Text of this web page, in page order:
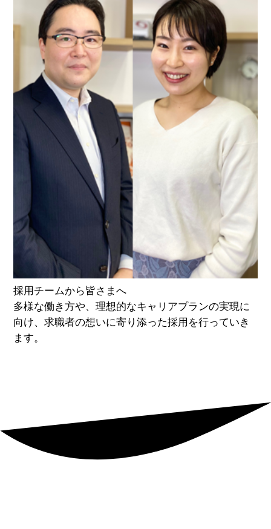
採用チームから皆さまへ
多様な働き方や、理想的なキャリアプランの実現に
向け、求職者の想いに寄り添った採用を行っていき
ます。